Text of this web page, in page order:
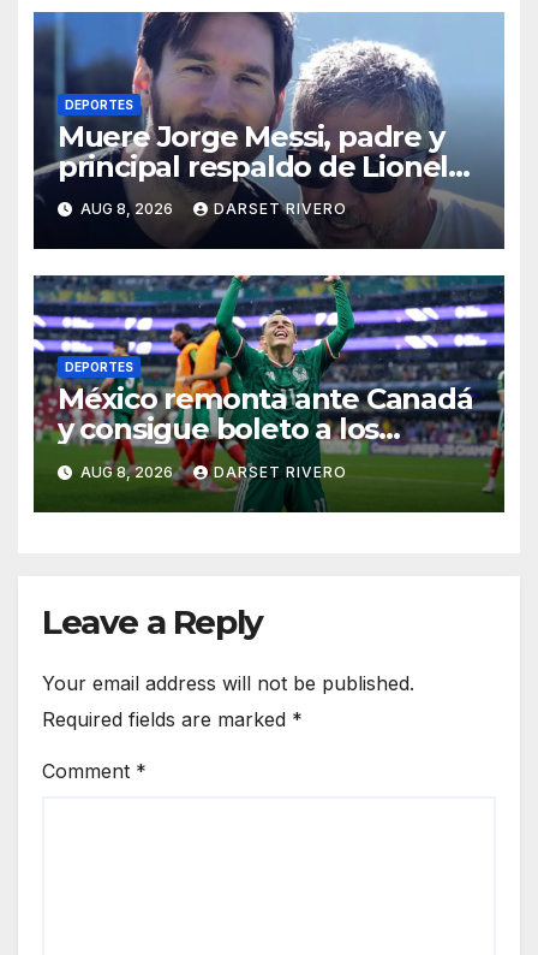
DEPORTES
Muere Jorge Messi, padre y
principal respaldo de Lionel
Messi, a los 68 años
AUG 8, 2026 DARSET RIVERO
DEPORTES
México remonta ante Canadá
y consigue boleto a los
Juegos Olímpicos de Los
Ángeles 2028
AUG 8, 2026 DARSET RIVERO
Leave a Reply
Your email address will not be published.
Required fields are marked *
Comment *